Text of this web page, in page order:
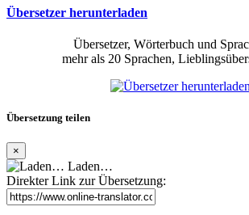
Übersetzer herunterladen
Übersetzer, Wörterbuch und
mehr als 20 Sprachen,
Übersetzung teilen
×
Laden…
Direkter Link zur Übersetzung: